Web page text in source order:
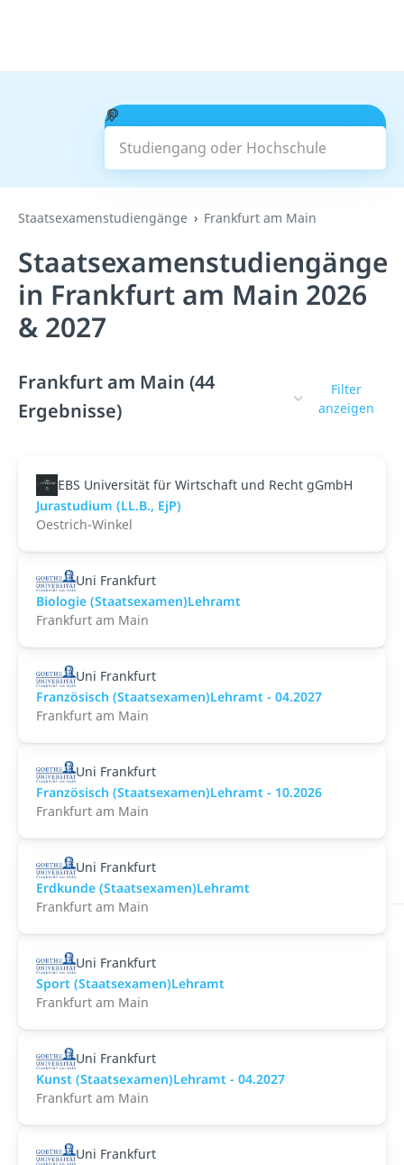
Studiengang oder Hochschule
Suchen
Staatsexamenstudiengänge Frankfurt am Main
Staatsexamenstudiengänge
in Frankfurt am Main 2026
& 2027
Frankfurt am Main (44
Ergebnisse)
Filter
anzeigen
EBS Universität für Wirtschaft und Recht gGmbH
Jurastudium (LL.B., EjP)
Oestrich-Winkel
Uni Frankfurt
Biologie (Staatsexamen)Lehramt
Frankfurt am Main
Uni Frankfurt
Französisch (Staatsexamen)Lehramt - 04.2027
Frankfurt am Main
Uni Frankfurt
Französisch (Staatsexamen)Lehramt - 10.2026
Frankfurt am Main
Uni Frankfurt
Erdkunde (Staatsexamen)Lehramt
Frankfurt am Main
Uni Frankfurt
Sport (Staatsexamen)Lehramt
Frankfurt am Main
Uni Frankfurt
Kunst (Staatsexamen)Lehramt - 04.2027
Frankfurt am Main
Uni Frankfurt